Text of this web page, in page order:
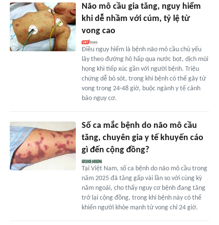
Não mô cầu gia tăng, nguy hiểm
khi dễ nhầm với cúm, tỷ lệ tử
vong cao
Điều nguy hiểm là bệnh não mô cầu chủ yếu
lây theo đường hô hấp qua nước bọt, dịch mũi
họng khi tiếp xúc gần với người bệnh. Triệu
chứng dễ bỏ sót, trong khi bệnh có thể gây tử
vong trong 24-48 giờ, buộc ngành y tế cảnh
báo nguy cơ.
Số ca mắc bệnh do não mô cầu
tăng, chuyên gia y tế khuyến cáo
gì đến cộng đồng?
Tại Việt Nam, số ca bệnh do não mô cầu trong
năm 2025 đã tăng gấp vài lần so với cùng kỳ
năm ngoái, cho thấy nguy cơ bệnh đang tăng
trở lại cộng đồng, trong khi bệnh này có thể
khiến người khỏe mạnh tử vong chỉ 24 giờ.